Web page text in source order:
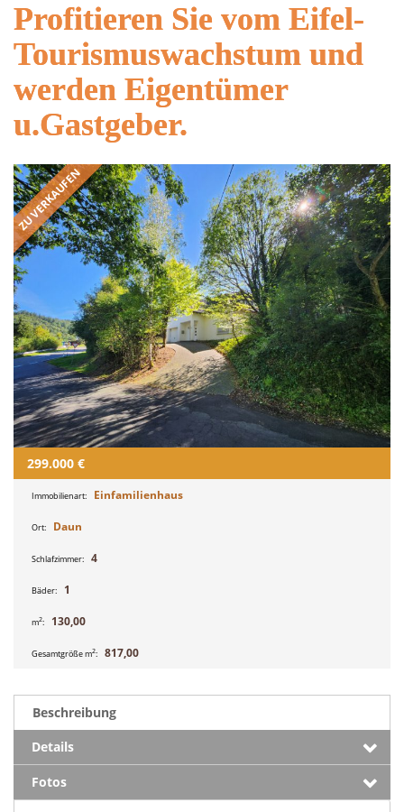
Profitieren Sie vom Eifel-
Tourismuswachstum und
werden Eigentümer
u.Gastgeber.
ZU VERKAUFEN
299.000 €
Immobilienart: Einfamilienhaus
Ort: Daun
Schlafzimmer: 4
Bäder: 1
m2: 130,00
Gesamtgröße m2: 817,00
Beschreibung
Details
Fotos